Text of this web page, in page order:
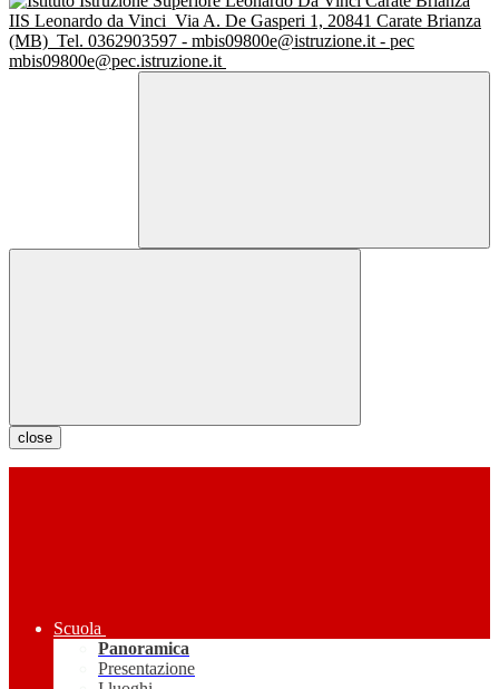
IIS Leonardo da Vinci Via A. De Gasperi 1, 20841 Carate Brianza
(MB) Tel. 0362903597 - mbis09800e@istruzione.it - pec
mbis09800e@pec.istruzione.it
close
Scuola
Panoramica
Presentazione